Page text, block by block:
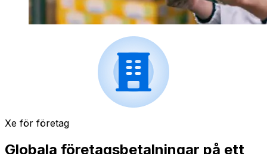
Xe för företag
Globala företagsbetalningar på ett